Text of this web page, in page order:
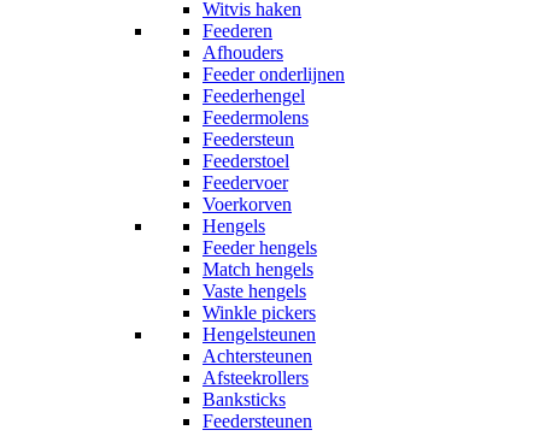
Witvis haken
Feederen
Afhouders
Feeder onderlijnen
Feederhengel
Feedermolens
Feedersteun
Feederstoel
Feedervoer
Voerkorven
Hengels
Feeder hengels
Match hengels
Vaste hengels
Winkle pickers
Hengelsteunen
Achtersteunen
Afsteekrollers
Banksticks
Feedersteunen